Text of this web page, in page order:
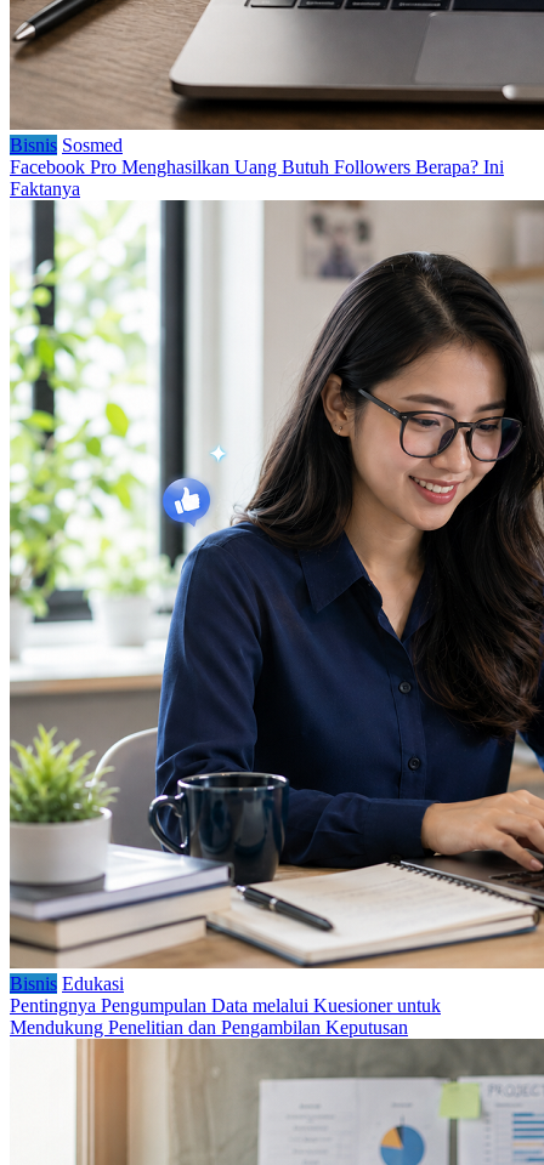
Bisnis Sosmed
Facebook Pro Menghasilkan Uang Butuh Followers Berapa? Ini
Faktanya
Bisnis Edukasi
Pentingnya Pengumpulan Data melalui Kuesioner untuk
Mendukung Penelitian dan Pengambilan Keputusan